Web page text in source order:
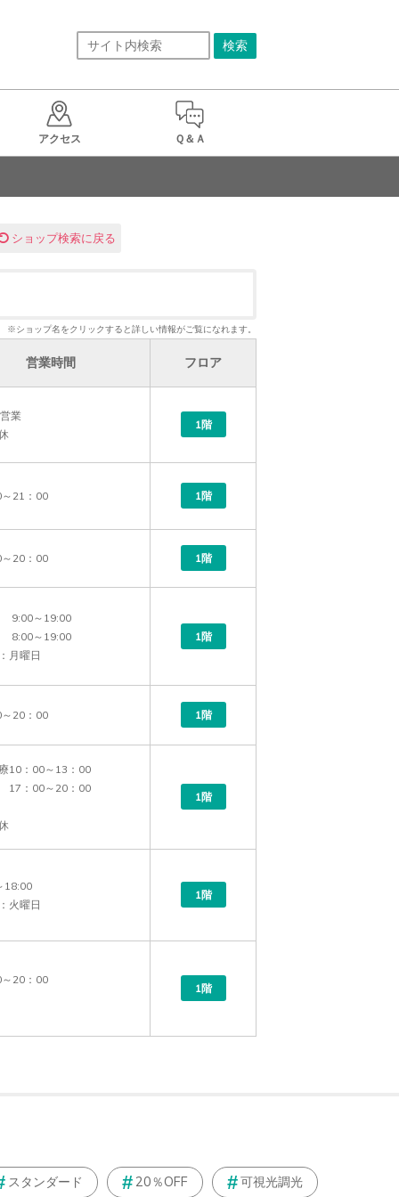
アクセス Ｑ＆Ａ
ショップ検索に戻る
※ショップ名をクリックすると詳しい情報がご覧になれます。
営業時間 フロア
業
1階
21：00 1階
20：00 1階
9:00～19:00
8:00～19:00
1階
～20：00 1階
10：00～13：00
～20：00
1階
18:00
火曜日
1階
20：00
1階
スタンダード 20％OFF 可視光調光